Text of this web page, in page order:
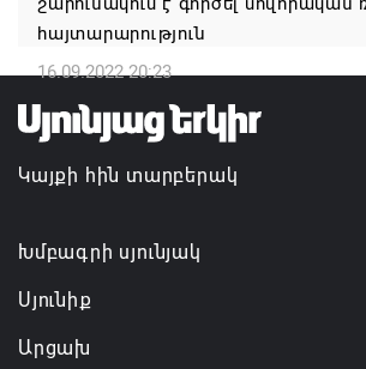
07.08.2026 16:21
նախաձեռնությամբ
մեծածավալ աշխատանքներ՝
բնակավայրերում
հայտարարություն
16.09.2022 20:23
Կայքի հին տարբերակ
Խմբագրի սյունյակ
Սյունիք
Արցախ